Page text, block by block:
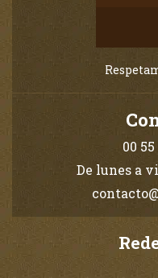
00
De lunes a